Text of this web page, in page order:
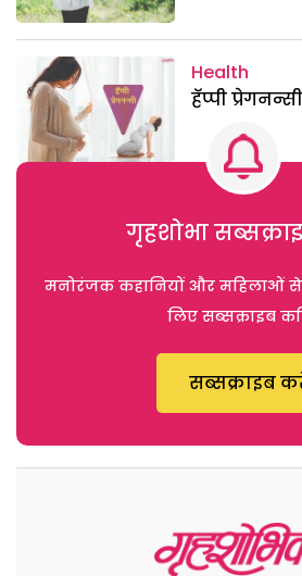
Health
हॅप्पी प्रेगनन्सी
गृहशोभा
मनोरंजक कहानियों और महिलाओं
लिए सब्सक्राइब
सब्सक्राइब